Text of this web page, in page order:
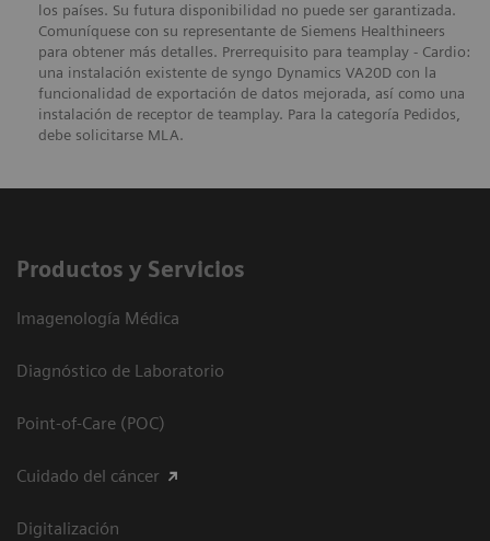
los países. Su futura disponibilidad no puede ser garantizada.
Comuníquese con su representante de Siemens Healthineers
para obtener más detalles. Prerrequisito para teamplay - Cardio:
una instalación existente de syngo Dynamics VA20D con la
funcionalidad de exportación de datos mejorada, así como una
instalación de receptor de teamplay. Para la categoría Pedidos,
debe solicitarse MLA.
Productos y Servicios
Imagenología Médica
Diagnóstico de Laboratorio
Point-of-Care (POC)
Cuidado del cáncer
Digitalización